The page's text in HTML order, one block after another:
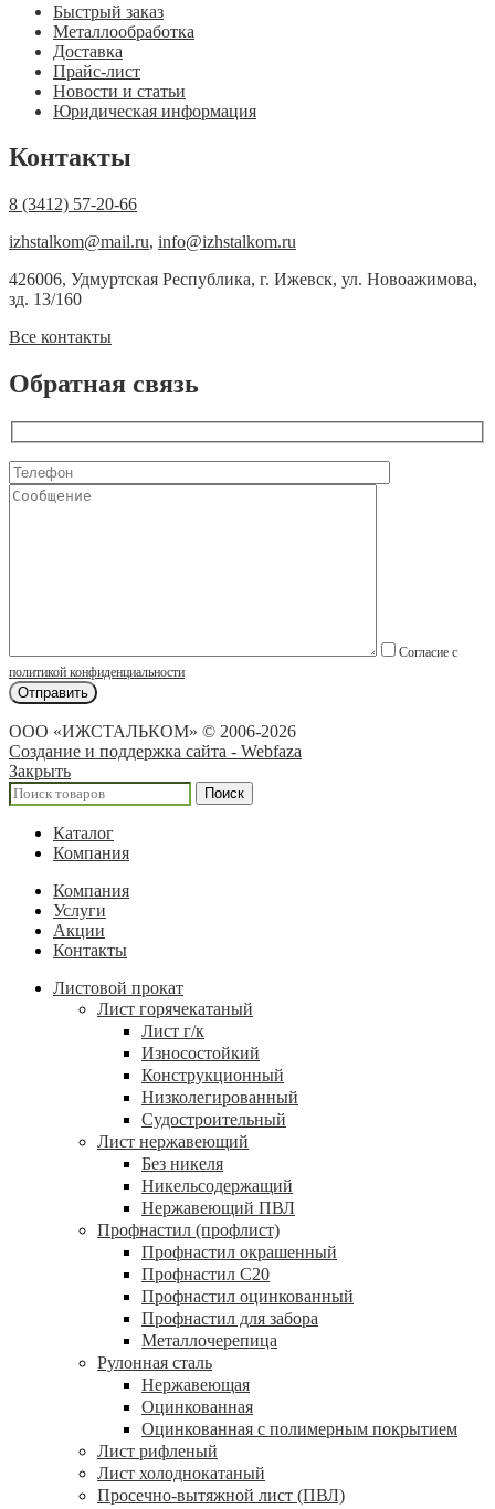
Быстрый заказ
Металлообработка
Доставка
Прайс-лист
Новости и статьи
Юридическая информация
Контакты
8 (3412) 57-20-66
izhstalkom@mail.ru, info@izhstalkom.ru
426006, Удмуртская Республика, г. Ижевск, ул. Новоажимова,
зд. 13/160
Все контакты
Обратная связь
Согласие с
политикой конфиденциальности
ООО «ИЖСТАЛЬКОМ» © 2006-2026
Создание и поддержка сайта - Webfaza
Закрыть
Поиск
Каталог
Компания
Компания
Услуги
Акции
Контакты
Листовой прокат
Лист горячекатаный
Лист г/к
Износостойкий
Конструкционный
Низколегированный
Судостроительный
Лист нержавеющий
Без никеля
Никельсодержащий
Нержавеющий ПВЛ
Профнастил (профлист)
Профнастил окрашенный
Профнастил С20
Профнастил оцинкованный
Профнастил для забора
Металлочерепица
Рулонная сталь
Нержавеющая
Оцинкованная
Оцинкованная с полимерным покрытием
Лист рифленый
Лист холоднокатаный
Просечно-вытяжной лист (ПВЛ)